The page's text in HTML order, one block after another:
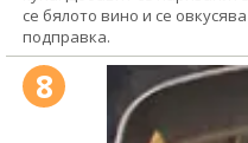
се бялото вино и се
подправка.
8